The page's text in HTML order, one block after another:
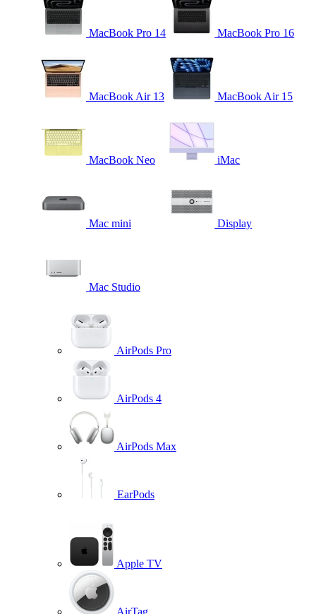
MacBook Pro 14 MacBook Pro 16
MacBook Air 13 MacBook Air 15
MacBook Neo iMac
Mac mini Display
Mac Studio
AirPods Pro
AirPods 4
AirPods Max
EarPods
Apple TV